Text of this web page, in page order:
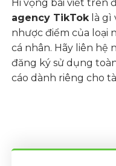
Hi vọng bài viết trên
agency TikToklà gì
nhược điểm của loại
cá nhân. Hãy liên hệ
đăng ký sử dụng
cáo dành riêng cho